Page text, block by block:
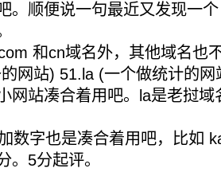
。顺便说一句最近又发现一
和cn域名外，其他域名也
网站) 51.la (一个做统计的
网站凑合着用吧。la是老挝域
字也是凑合着用吧，比如
。5分起评。